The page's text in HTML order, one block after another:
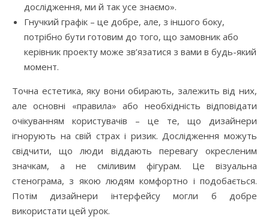
дослідження, ми й так усе знаємо».
Гнучкий графік – це добре, але, з іншого боку,
потрібно бути готовим до того, що замовник або
керівник проекту може зв’язатися з вами в будь-який
момент.
Точна естетика, яку вони обирають, залежить від них,
але основні «правила» або необхідність відповідати
очікуванням користувачів – це те, що дизайнери
ігнорують на свій страх і ризик. Дослідження можуть
свідчити, що люди віддають перевагу окресленим
значкам, а не сміливим фігурам. Це візуальна
стенограма, з якою людям комфортно і подобається.
Потім дизайнери інтерфейсу могли б добре
використати цей урок.